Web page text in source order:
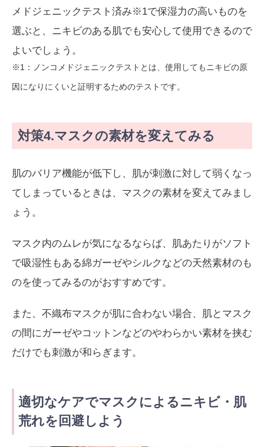
メドジェニックテスト済み※1で保湿力の高いものを
選ぶと、ニキビのある肌でも安心して使用できるので
よいでしょう。
※1：ノンコメドジェニックテストとは、使用してもニキビの原
因になりにくいと証明するためのテストです。
対策4.マスクの素材を変えてみる
肌のバリア機能が低下し、肌が刺激に対して弱くなっ
てしまっているときは、マスクの素材を変えてみまし
ょう。
マスク内のムレが気になるならば、肌あたりがソフト
で吸湿性もある綿ガーゼやシルクなどの天然素材のも
のを使ってみるのがおすすめです。
また、不織布マスクが肌に合わない場合、肌とマスク
の間にガーゼやコットンなどのやわらかい素材を挟む
だけでも刺激が和らぎます。
適切なケアでマスクによるニキビ・肌
荒れを回避しよう